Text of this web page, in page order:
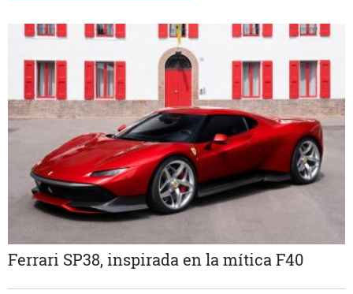
Ferrari SP38, inspirada en la mítica F40